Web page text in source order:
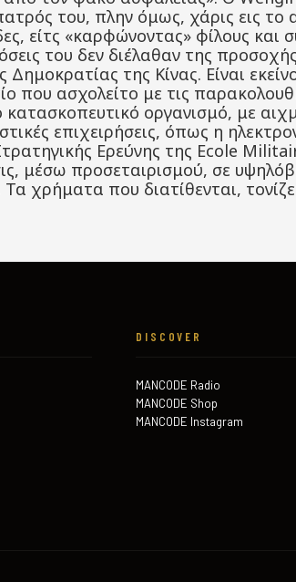
του, πλην όμως, χάρις εις το
είτς «καρφώνοντας» φίλους και
του δεν διέλαθαν της
της Κίνας. Είναι
που ασχολείτο με τις
οργανισμό, με
επιχειρήσεις, όπως η
Ερεύνης της Ecole
μέσω προσεταιρισμού, σε
που διατίθενται,
DISCOVER
MANCODE Radio
MANCODE Shop
MANCODE Instagram